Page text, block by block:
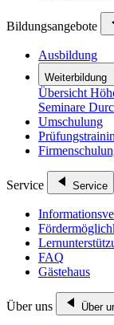
Bildungsangebote
Ausbildung
Weiterbildung
Übersicht
Seminare
Umschulung
Service Service
FAQ
Gästehaus
Über uns Über